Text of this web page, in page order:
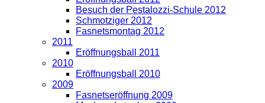
Besuch der Pestalozzi-Schule 2012
Schmotziger 2012
Fasnetsmontag 2012
2011
Eröffnungsball 2011
2010
Eröffnungsball 2010
2009
Fasnetseröffnung 2009